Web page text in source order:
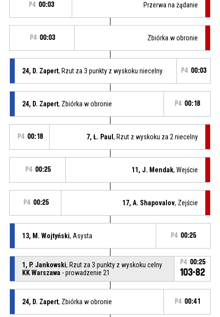
P4 00:03 Przerwa na żądanie
P4 00:03 Zbiórka w obronie
24, D. Zapert, Rzut za 3 punkty z wyskoku niecelny P4 00:03
24, D. Zapert, Zbiórka w obronie P4 00:18
P4 00:18 7, Ł. Paul, Rzut z wyskoku za 2 niecelny
P4 00:25 11, J. Mendak, Wejście
P4 00:25 17, A. Shapovalov, Zejście
13, M. Wojtyński, Asysta P4 00:25
1, P. Jankowski, Rzut za 3 punkty z wyskoku celny
KK Warszawa - prowadzenie 21
P4 00:25
103-82
24, D. Zapert, Zbiórka w obronie P4 00:41